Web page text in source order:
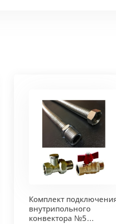
(без доплат)
изменена на 10 или 18
Комплект
внутрипольного
конвектора №5